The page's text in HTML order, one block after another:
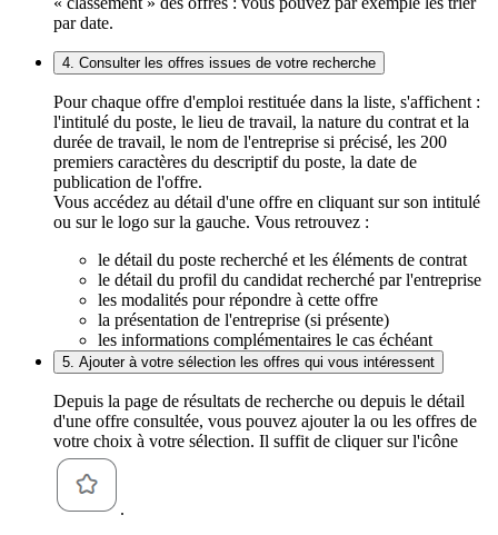
par date.
4. Consulter les offres issues de votre recherche
Pour chaque offre d'emploi restituée dans la liste, s'affichent :
l'intitulé du poste, le lieu de travail, la nature du contrat et la
durée de travail, le nom de l'entreprise si précisé, les 200
premiers caractères du descriptif du poste, la date de
publication de l'offre.
Vous accédez au détail d'une offre en cliquant sur son intitulé
ou sur le logo sur la gauche. Vous retrouvez :
le détail du poste recherché et les éléments de contrat
le détail du profil du candidat recherché par l'entreprise
les modalités pour répondre à cette offre
la présentation de l'entreprise (si présente)
les informations complémentaires le cas échéant
5. Ajouter à votre sélection les offres qui vous intéressent
Depuis la page de résultats de recherche ou depuis le détail
d'une offre consultée, vous pouvez ajouter la ou les offres de
votre choix à votre sélection. Il suffit de cliquer sur l'icône
.